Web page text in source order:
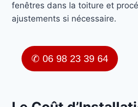
fenêtres dans la toiture et
ajustements si nécessaire.
✆ 06 98 23 39 64